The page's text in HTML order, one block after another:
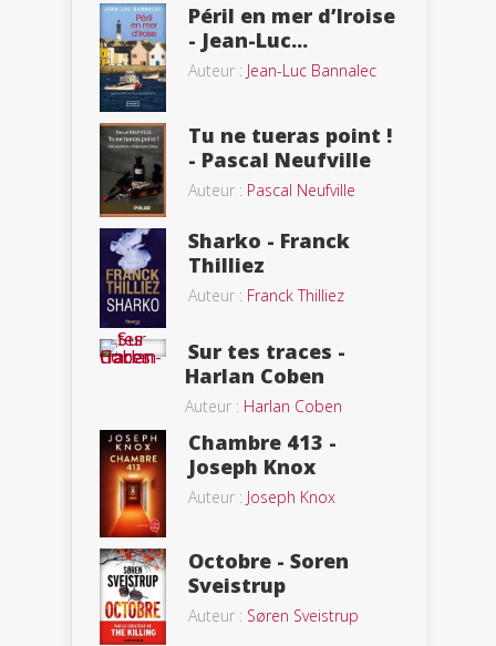
Péril en mer d’Iroise
- Jean-Luc...
Auteur : Jean-Luc Bannalec
Tu ne tueras point !
- Pascal Neufville
Auteur : Pascal Neufville
Sharko - Franck
Thilliez
Auteur : Franck Thilliez
Sur tes traces -
Harlan Coben
Auteur : Harlan Coben
Chambre 413 -
Joseph Knox
Auteur : Joseph Knox
Octobre - Soren
Sveistrup
Auteur : Søren Sveistrup